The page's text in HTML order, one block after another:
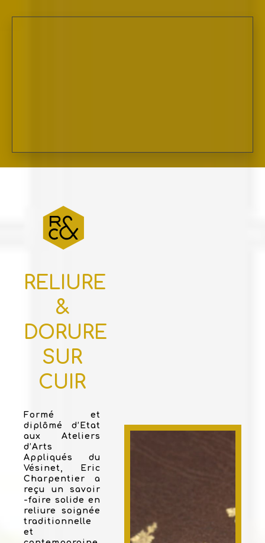
RELIURE
&
DORURE
SUR
CUIR
Formé et
diplômé d’Etat
aux Ateliers
d’Arts
Appliqués du
Vésinet, Eric
Charpentier a
reçu un savoir
-faire solide en
reliure soignée
traditionnelle
et